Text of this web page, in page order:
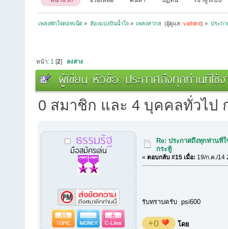
เพลงพักใจดอทเน็ต » ห้องแบ่งปันน้ำใจ» เพลงสากล (ผู้ดูแล:vathitrit) » ประก
หน้า: 1 [2] ลงล่าง
ผู้เขียน หัวข้อ: ประกาศถึงทุกท่านที่ใ
0 สมาชิก และ 4 บุคคลทั่วไป
ธรรมรัฐ
มือสมัครเล่น
33 6
Re: ประกาศถึงทุกท่านที่
กระทู้
« ตอบกลับ #15 เมื่อ: 19/ก.ค./14
รับทราบครับ psi600
+0 โดย